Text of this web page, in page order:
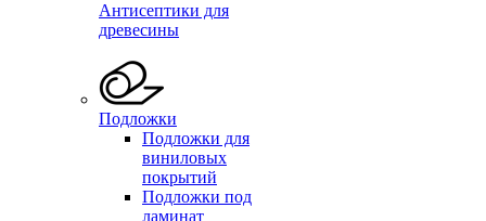
Антисептики для
древесины
Подложки
Подложки для
виниловых
покрытий
Подложки под
ламинат